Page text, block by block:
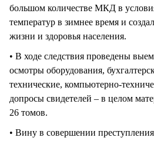
большом количестве МКД в
температур в зимнее время и
жизни и здоровья населения.
• В ходе следствия проведены
осмотры оборудования,
технические, компьютерно-
допросы свидетелей – в целом
26 томов.
• Вину в совершении